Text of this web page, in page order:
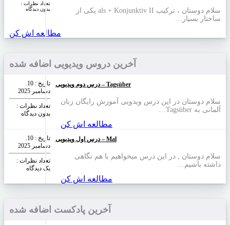
تعداد نظرات‌ :
بدون دیدگاه
سلام دوستان ، ترکیب als + Konjunktiv II یکی از
ساختار بسیار…
مطالعه اش کن
آخرین دروس ویدیویی اضافه شده
تاریخ : 10.
دسامبر 2025
تعداد نظرات‌ :
بدون دیدگاه
درس دوم ویدیویی – Tagsüber
سلام دوستان در این درس ویدویی آموزش رایگان زبان
آلمانی به Tagsüber…
مطالعه اش کن
تاریخ : 10.
دسامبر 2025
تعداد نظرات‌ :
یک دیدگاه
درس اول ویدیویی – Mal
سلام دوستان , در این درس میخواهیم با هم نگاهی
داشته باشیم…
مطالعه اش کن
آخرین پادکست اضافه شده